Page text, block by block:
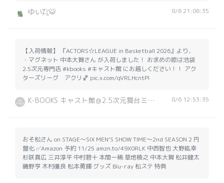
ゆい㌠🐯 8/6 21:06:35
【入荷情報】 『ACTORS☆LEAGUE in Basketball 2026』より、
・マグネット 中本大賀さん が入荷しました！ お求めの際は池袋
2.5次元専門店 #kbooks #キャスト館 にお越しください！！ アク
ターズリーグ アクリ🏀 pic.x.com/qVRLHcntPI
K-BOOKS キャスト館＠2.5次元舞台ミュージカル【買取】 8/6 12:53:35
おそ松さん on STAGE～SIX MEN'S SHOW TIME～2nd SEASON 2 円
盤化 ✅Amazon 予約 11/25 amzn.to/49X0RLK 中西智也 大野紘幸
杉咲真広 三井淳平 中村碧十 本間一稀 草地稜之 中本大賀 松井健太
磯野亨 木村優良 松本勇輝 グッズ Blu-ray 松ステ 特典